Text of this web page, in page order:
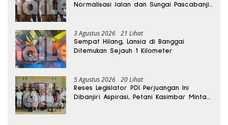
Normalisasi Jalan dan Sungai Pascabanjir
3 Agustus 2026 21 Lihat
Sempat Hilang, Lansia di Banggai
Ditemukan Sejauh 1 Kilometer
5 Agustus 2026 20 Lihat
Reses Legislator PDI Perjuangan Ini
Dibanjiri Aspirasi, Petani Kasimbar Minta